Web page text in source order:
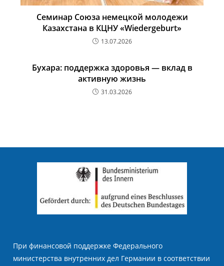
Семинар Союза немецкой молодежи
Казахстана в КЦНУ «Wiedergeburt»
13.07.2026
Бухара: поддержка здоровья — вклад в
активную жизнь
31.03.2026
При финансовой поддержке Федерального
министерства внутренних дел Германии в соответствии